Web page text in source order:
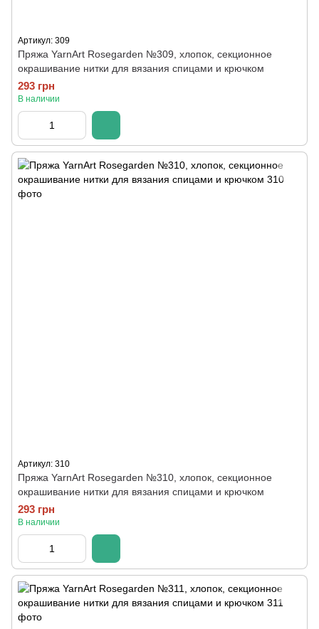
Артикул: 309
Пряжа YarnArt Rosegarden №309, хлопок, секционное
окрашивание нитки для вязания спицами и крючком
293 грн
В наличии
Артикул: 310
Пряжа YarnArt Rosegarden №310, хлопок, секционное
окрашивание нитки для вязания спицами и крючком
293 грн
В наличии